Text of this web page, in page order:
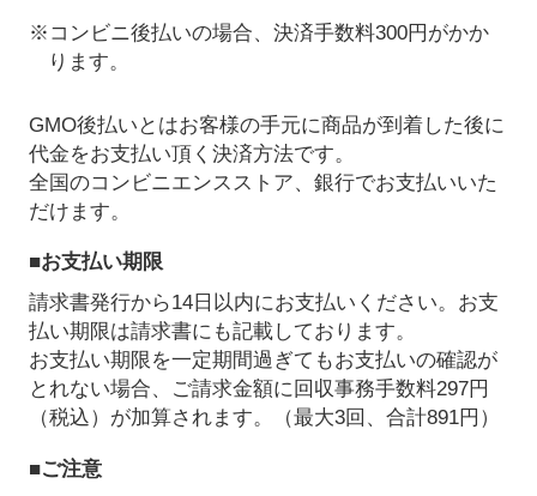
※コンビニ後払いの場合、決済手数料300円がかか
ります。
GMO後払いとはお客様の手元に商品が到着した後に
代金をお支払い頂く決済方法です。
全国のコンビニエンスストア、銀行でお支払いいた
だけます。
■お支払い期限
請求書発行から14日以内にお支払いください。お支
払い期限は請求書にも記載しております。
お支払い期限を一定期間過ぎてもお支払いの確認が
とれない場合、ご請求金額に回収事務手数料297円
（税込）が加算されます。（最大3回、合計891円）
■ご注意